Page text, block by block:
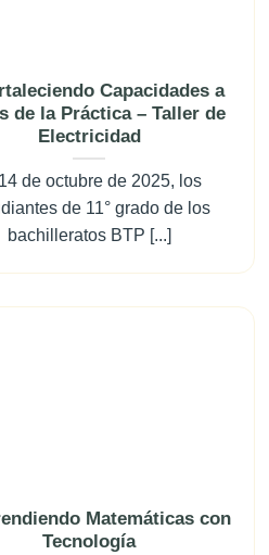
Capacidades a
de la Práctica – Taller de
Electricidad
de octubre de 2025, los
de 11° grado de los
bachilleratos BTP [...]
Matemáticas con
Tecnología